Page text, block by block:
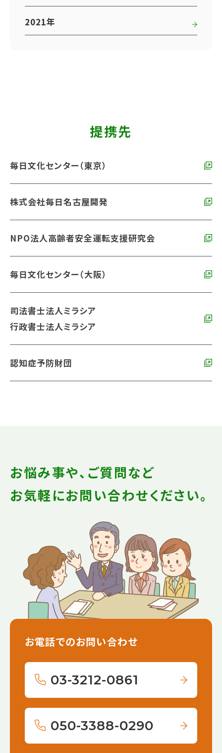
2021年
提携先
毎日文化センター（東京）
株式会社毎日名古屋開発
NPO法人高齢者安全運転支援研究会
毎日文化センター（大阪）
司法書士法人ミラシア
行政書士法人ミラシア
認知症予防財団
お悩み事や、ご質問など
お気軽にお問い合わせください。
お電話でのお問い合わせ
03-3212-0861
050-3388-0290